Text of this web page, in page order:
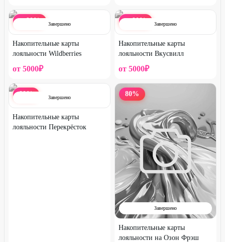
Завершено
90%
Накопительные карты
лояльности Wildberries
от 5000₽
Завершено
90%
Накопительные карты
лояльности Вкусвилл
от 5000₽
Завершено
80%
Накопительные карты
лояльности Перекрёсток
Завершено
80%
Накопительные карты
лояльности на Озон Фрэш